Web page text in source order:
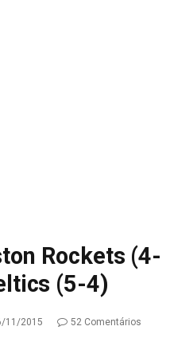
Rockets (4-
(5-4)
11/2015
52 Comentários